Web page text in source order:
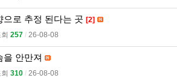
으로 추정 된다는 곳 [2]
257 l 26-08-08
을 안만져
310 l 26-08-08